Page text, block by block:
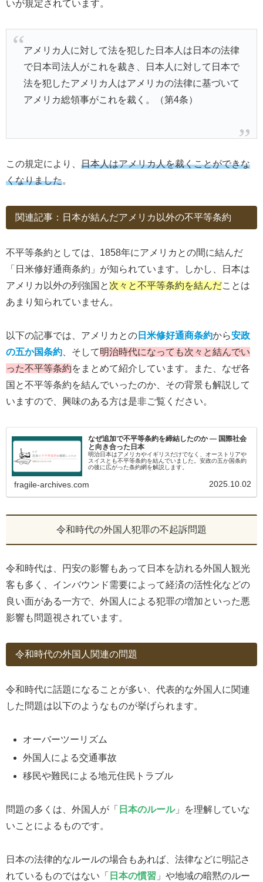
いが規定されています。
アメリカ人に対して法を犯した日本人は日本の法律
で日本司法人がこれを裁き、日本人に対して日本で
法を犯したアメリカ人はアメリカの法律に基づいて
アメリカ総領事がこれを裁く。（第4条）
この規定により、 日本人はアメリカ人を裁くことができな
くなりました。
関連記事：日本が結んだアメリカ以外の不平等条約
不平等条約としては、1858年にアメリカとの間に結んだ
「日米修好通商条約」が知られています。しかし、日本は
アメリカ以外の列強国と 次々と不平等条約を結んだことは
あまり知られていません。
以下の記事では、アメリカとの 日米修好通商条約から安政
の五か国条約 、そして明治時代になっても次々と結んでい
った不平等条約をまとめて紹介しています。また、なぜ各
国と不平等条約を結んでいったのか、その背景も解説して
いますので、興味のある方は是非ご覧ください。
なぜ追加で不平等条約を締結したのか ― 国際社会
と向き合った日本
明治日本はアメリカやイギリスだけでなく、オーストリアや
スイスとも不平等条約を結んでいました。安政の五か国条約
の後に広がった条約網を解説します。
fragile-archives.com 2025.10.02
令和時代の外国人犯罪の不起訴問題
令和時代は、円安の影響もあって日本を訪れる外国人観光
客も多く、インバウンド需要によって経済の活性化などの
良い面がある一方で、外国人による犯罪の増加といった悪
影響も問題視されています。
令和時代の外国人関連の問題
令和時代に話題になることが多い、代表的な外国人に関連
した問題は以下のようなものが挙げられます。
オーバーツーリズム
外国人による交通事故
移民や難民による地元住民トラブル
問題の多くは、外国人が「 日本のルール」を理解していな
いことによるものです。
日本の法律的なルールの場合もあれば、法律などに明記さ
れているものではない「 日本の慣習 」や地域の暗黙のルー